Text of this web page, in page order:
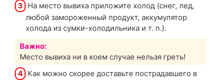
3
На место вывиха приложите холод (снег, лед,
любой замороженный продукт, аккумулятор
холода из сумки-холодильника и т. п.).
Важно:
Место вывиха ни в коем случае нельзя греть!
4 Как можно скорее доставьте пострадавшего в